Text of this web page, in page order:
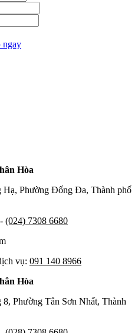
ngay
Hòa
Hạ, Phường Đống Đa, Thành phố
- (024) 7308 6680
vụ: 091 140 8966
Hòa
Phường Tân Sơn Nhất, Thành